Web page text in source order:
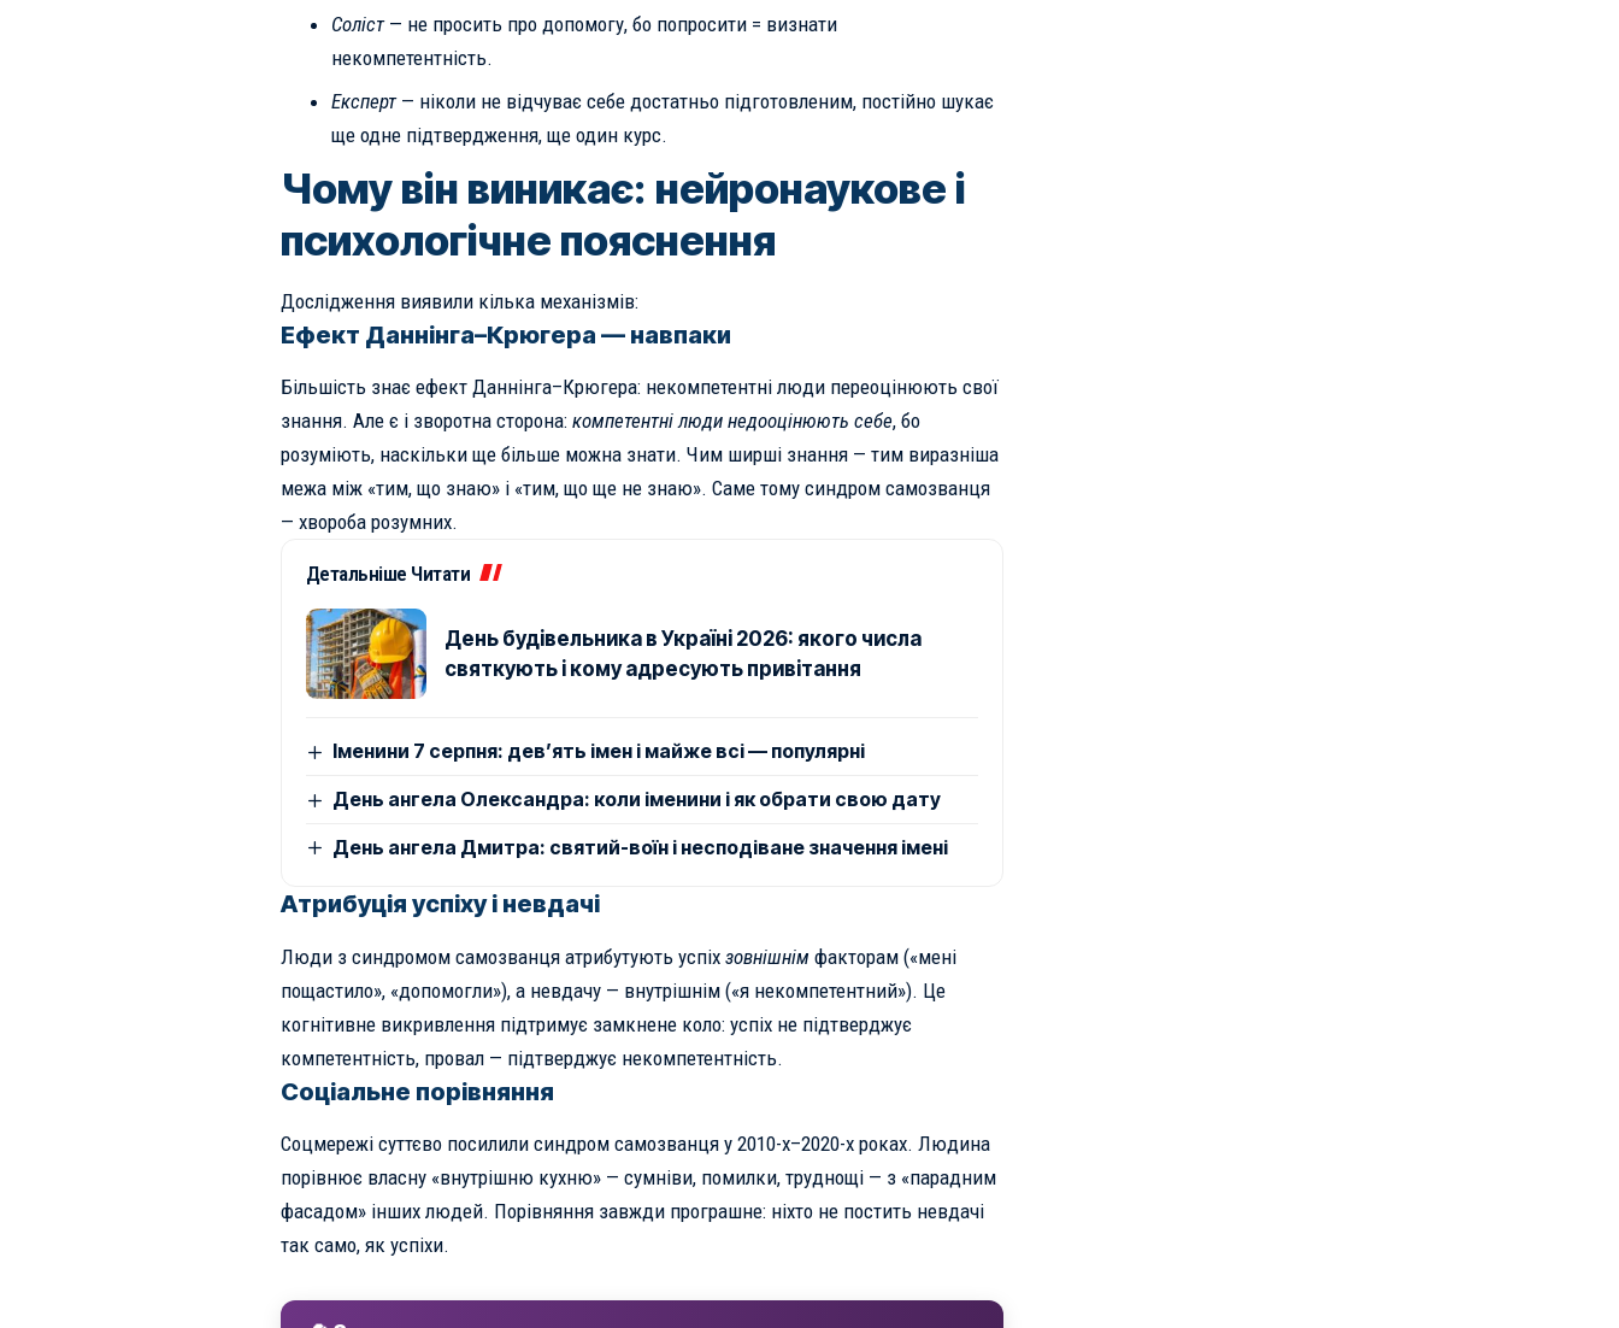
Соліст— не просить про допомогу, бо попросити = визнати
некомпетентність.
Експерт— ніколи не відчуває себе достатньо підготовленим, постійно шукає
ще одне підтвердження, ще один курс.
Чому він виникає: нейронаукове і
психологічне пояснення
Дослідження виявили кілька механізмів:
Ефект Даннінга–Крюгера — навпаки
Більшість знає ефект Даннінга–Крюгера: некомпетентні люди переоцінюють свої
знання. Але є і зворотна сторона: компетентні люди недооцінюють себе, бо
розуміють, наскільки ще більше можна знати. Чим ширші знання — тим виразніша
межа між «тим, що знаю» і «тим, що ще не знаю». Саме тому синдром самозванця
— хвороба розумних.
Детальніше Читати
День будівельника в Україні 2026: якого числа
святкують і кому адресують привітання
Іменини 7 серпня: дев’ять імен і майже всі — популярні
День ангела Олександра: коли іменини і як обрати свою дату
День ангела Дмитра: святий-воїн і несподіване значення імені
Атрибуція успіху і невдачі
Люди з синдромом самозванця атрибутують успіх зовнішнім факторам («мені
пощастило», «допомогли»), а невдачу — внутрішнім («я некомпетентний»). Це
когнітивне викривлення підтримує замкнене коло: успіх не підтверджує
компетентність, провал — підтверджує некомпетентність.
Соціальне порівняння
Соцмережі суттєво посилили синдром самозванця у 2010-х–2020-х роках. Людина
порівнює власну «внутрішню кухню» — сумніви, помилки, труднощі — з «парадним
фасадом» інших людей. Порівняння завжди програшне: ніхто не постить невдачі
так само, як успіхи.